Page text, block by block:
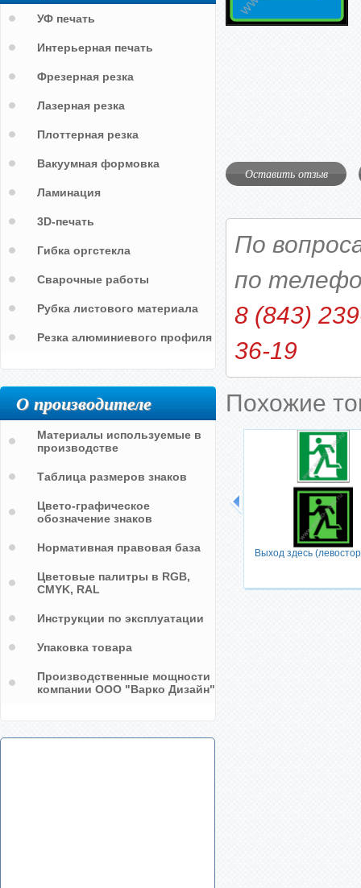
Оставить отзыв
По
по
8 (843)
36-19
Похожие
Выход здесь
УФ печать
Интерьерная печать
Фрезерная резка
Лазерная резка
Плоттерная резка
Вакуумная формовка
Ламинация
3D-печать
Гибка оргстекла
Сварочные работы
Рубка листового материала
Резка алюминиевого профиля
О производителе
Материалы используемые в
производстве
Таблица размеров знаков
Цвето-графическое
обозначение знаков
Нормативная правовая база
Цветовые палитры в RGB,
CMYK, RAL
Инструкции по эксплуатации
Упаковка товара
Производственные мощности
компании ООО "Варко Дизайн"